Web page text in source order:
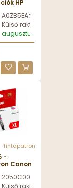
HP
A0ZB5EA#AKC
Külső raktáron
augusztus 13, csütörtök
Tintapatron
-
Canon
2050C001
Külső raktáron